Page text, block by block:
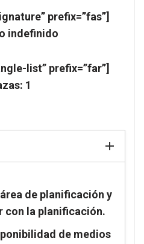
prefix=”fas”]
indefinido
list” prefix=”far”]
1
de planificación y
con la planificación.
de medios